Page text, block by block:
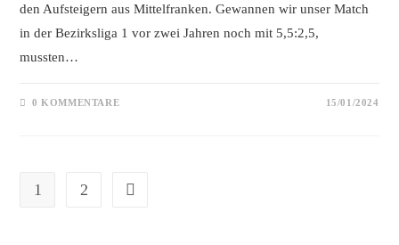
den Aufsteigern aus Mittelfranken. Gewannen wir unser Match
in der Bezirksliga 1 vor zwei Jahren noch mit 5,5:2,5,
mussten…
0 KOMMENTARE 15/01/2024
1 2